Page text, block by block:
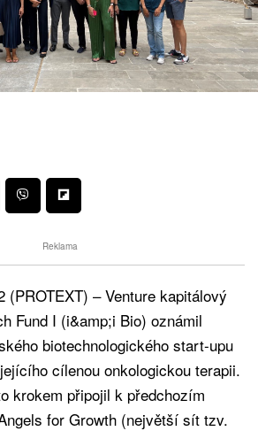
Reklama
(PROTEXT) – Venture kapitálový
Fund I (i&amp;i Bio) oznámil
biotechnologického start-upu
cílenou onkologickou terapii.
krokem připojil k předchozím
for Growth (největší sít tzv.